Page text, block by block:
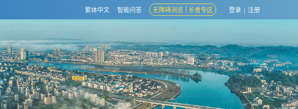
繁体中文 智能问答 无障碍浏览 长者专区 登录 | 注册